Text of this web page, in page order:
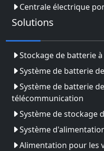
Centrale électrique
Solutions
Stockage de batterie
Système de batterie
Système de batterie
télécommunication
Système de stockage
Système
Alimentation pour les